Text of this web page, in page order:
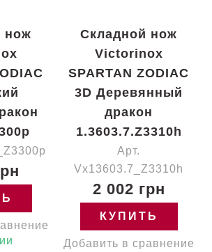
нож
Складной нож
Victorinox
SPARTAN ZODIAC
3D Деревянный
дракон
1.3603.7.Z3310h
Арт.
Vx13603.7_Z3310h
2 002 грн
КУПИТЬ
Добавить в сравнение